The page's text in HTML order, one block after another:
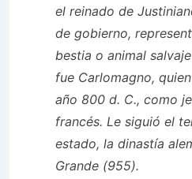
el reinado de
de gobierno,
bestia o animal
fue Carlomagno,
año 800 d. C., como
francés. Le siguió el
estado, la dinastía
Grande (955).